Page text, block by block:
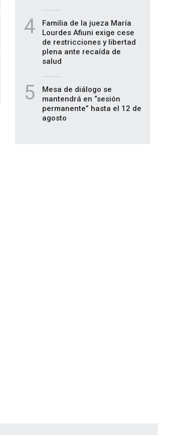
4
Familia de la jueza María
Lourdes Afiuni exige cese
de restricciones y libertad
plena ante recaída de
salud
5
Mesa de diálogo se
mantendrá en “sesión
permanente” hasta el 12 de
agosto